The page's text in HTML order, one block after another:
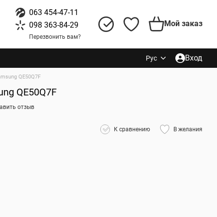
063 454-47-11
098 363-84-29
Перезвонить вам?
Мой заказ
Рус Вход
QE50Q7F
QE50Q7F
отзыв
К сравнению В желания